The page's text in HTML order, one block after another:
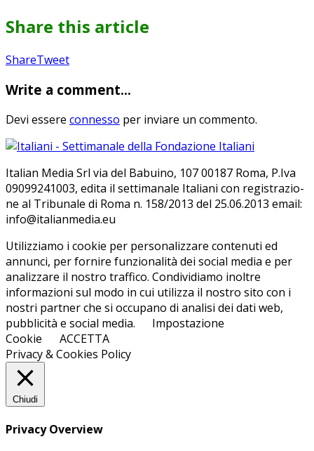
Share this article
ShareTweetShare
Google+
Pin
Pinterest
Send
WhatsApp
Write a comment...
Devi essere connesso per inviare un commento.
Ita­lian Me­dia Srl via del Ba­bui­no, 107 00187 Roma, P.Iva
09099241003, edi­ta il set­ti­ma­na­le Ita­lia­ni con re­gi­stra­zio­
ne al Tri­bu­na­le di Roma n. 158/​2013 del 25.06.2013 email:
info@ita­lian­me­dia.eu
Utilizziamo i cookie per personalizzare contenuti ed
annunci, per fornire funzionalità dei social media e per
analizzare il nostro traffico. Condividiamo inoltre
informazioni sul modo in cui utilizza il nostro sito con i
nostri partner che si occupano di analisi dei dati web,
pubblicità e social media.
Impostazione
Cookie
ACCETTA
Privacy & Cookies Policy
Chiudi
Privacy Overview